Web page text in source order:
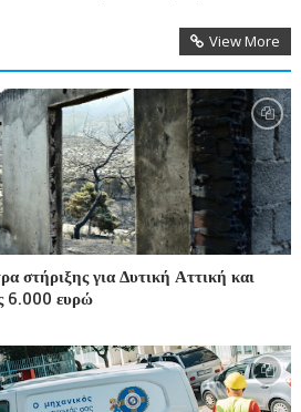
View More
στήριξης για Δυτική Αττική και
6.000 ευρώ